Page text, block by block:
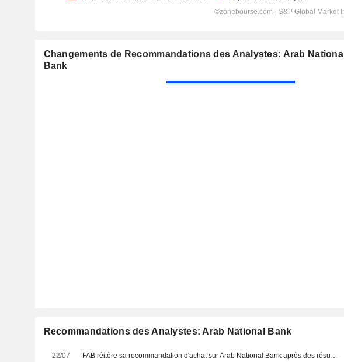
Changements de Recommandations des Analystes: Arab National
Bank
Recommandations des Analystes: Arab National Bank
22/07 FAB réitère sa recommandation d'achat sur Arab National Bank après des résultats supérieurs aux attentes au deuxième trimestre